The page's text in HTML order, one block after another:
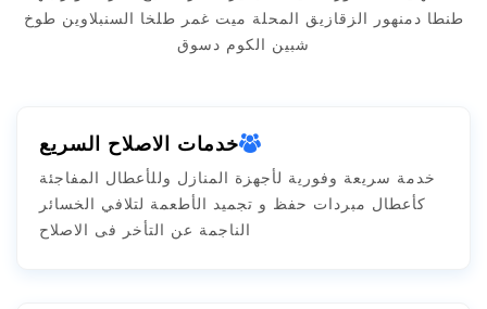
طنطا دمنهور الزقازيق المحلة ميت غمر طلخا السنبلاوين طوخ
شبين الكوم دسوق
خدمات الاصلاح السريع
خدمة سريعة وفورية لأجهزة المنازل وللأعطال المفاجئة
كأعطال مبردات حفظ و تجميد الأطعمة لتلافي الخسائر
الناجمة عن التأخر فى الاصلاح